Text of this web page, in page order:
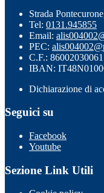
Strada
Tel: 0131.945855
Email:
PEC:
C.F.: 86002030061
IBAN:
Dichiarazione di
Seguici su
Facebook
Youtube
Sezione Link Utili